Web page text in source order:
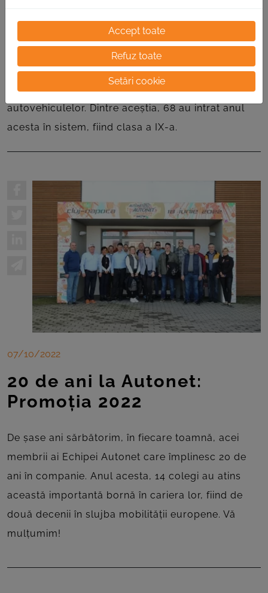
învățământul dual care pregătesc viitorii
profesioniști din domeniul auto. În acest an școlar,
nu mai puțin de 204 elevi vor studia, atât teoretic,
cât și practic, tainele întreținerii și reparării
autovehiculelor. Dintre aceștia, 68 au intrat anul
acesta în sistem, fiind clasa a IX-a.
07/10/2022
20 de ani la Autonet:
Promoția 2022
De șase ani sărbătorim, în fiecare toamnă, acei
membrii ai Echipei Autonet care împlinesc 20 de
ani în companie. Anul acesta, 14 colegi au atins
această importantă bornă în cariera lor, fiind de
două decenii în slujba mobilității europene. Vă
mulțumim!
Accept toate
Refuz toate
Setări cookie